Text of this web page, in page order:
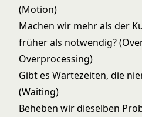
(Motion)
Machen wir mehr als der
früher als notwendig?
Overprocessing)
Gibt es Wartezeiten, die
(Waiting)
Beheben wir dieselben